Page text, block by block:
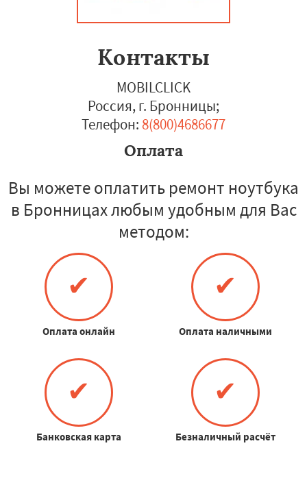
Контакты
MOBILCLICK
Россия, г. Бронницы;
Телефон: 8(800)4686677
Оплата
Вы можете оплатить ремонт ноутбука
в Бронницах любым удобным для Вас
методом:
✔
Оплата онлайн
✔
Оплата наличными
✔
Банковская карта
✔
Безналичный расчёт